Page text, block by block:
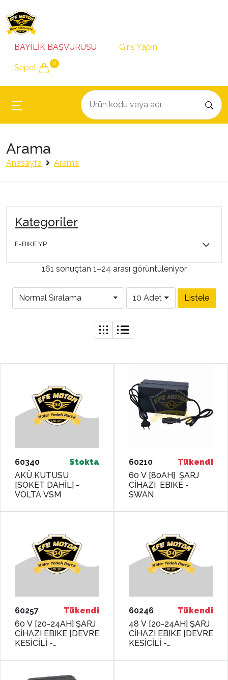
BAYİLİK BAŞVURUSU Giriş Yapın
Sepet 0
Arama
Anasayfa Arama
Kategoriler
E-BIKE YP
161 sonuçtan 1–24 arası görüntüleniyor
Normal Sıralama 10 Adet
60340
Stokta
AKÜ KUTUSU
[SOKET DAHİL] -
VOLTA VSM
60210
Tükendi
60 V [80AH] ŞARJ
CİHAZI EBIKE -
SWAN
60257
Tükendi
60 V [20-24AH] ŞARJ
CİHAZI EBIKE [DEVRE
KESİCİLİ -
MONERO
60246
Tükendi
48 V [20-24AH] ŞARJ
CİHAZI EBIKE [DEVRE
KESİCİLİ -
MONERO